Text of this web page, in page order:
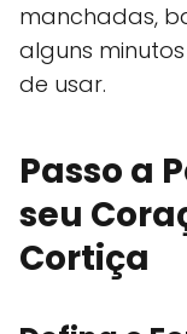
manchadas,
alguns
de usar.
Passo a
seu
Cortiça